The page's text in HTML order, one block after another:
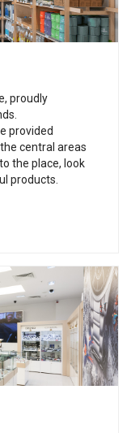
proudly
provided
central areas
the place, look
products.